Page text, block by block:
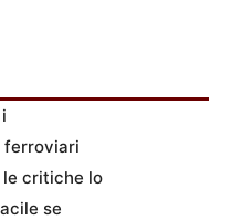
ferroviari
le critiche lo
se